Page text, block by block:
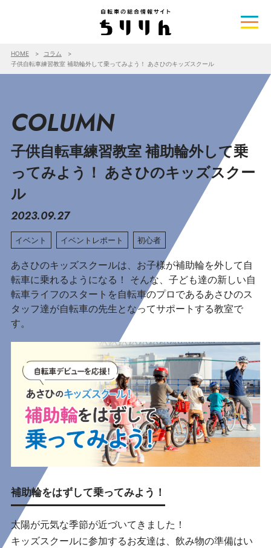
HOME
コラム
子供自転車練習教室 補助輪外して乗ってみよう！ あさひのキッズスクール
COLUMN
子供自転車練習教室 補助輪外して乗
ってみよう！ あさひのキッズスクー
ル
2023.09.27
イベント イベントレポート 初心者
あさひのキッズスクールは、お子様が補助輪を外して自
転車に乗れるようになる！ そんな、子ども達の新しい自
転車ライフのスタートを自転車のプロであるあさひのス
タッフ達が自転車の先生となってサポートする教室で
す。
補助輪をはずして乗ってみよう！
太陽が元気な季節が近づいてきました！
キッズスクールに参加するお友達は、飲み物の準備はい